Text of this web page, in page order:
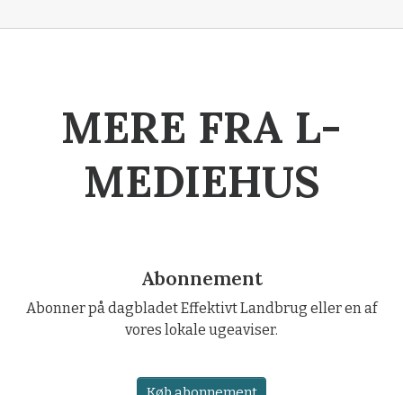
MERE FRA L-
MEDIEHUS
Abonnement
Abonner på dagbladet Effektivt Landbrug eller en af
vores lokale ugeaviser.